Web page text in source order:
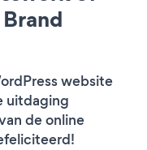
website
uitdaging
de online